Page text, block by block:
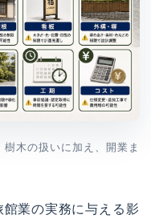
木の扱いに加え、開業ま
業の実務に与える影